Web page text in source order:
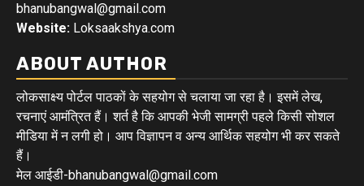
bhanubangwal@gmail.com
Website: Loksaakshya.com
ABOUT AUTHOR
लोकसाक्ष्य पोर्टल पाठकों के सहयोग से चलाया जा रहा है। इसमें लेख,
रचनाएं आमंत्रित हैं। शर्त है कि आपकी भेजी सामग्री पहले किसी सोशल
मीडिया में न लगी हो। आप विज्ञापन व अन्य आर्थिक सहयोग भी कर सकते
हैं।
मेल आईडी-bhanubangwal@gmail.com